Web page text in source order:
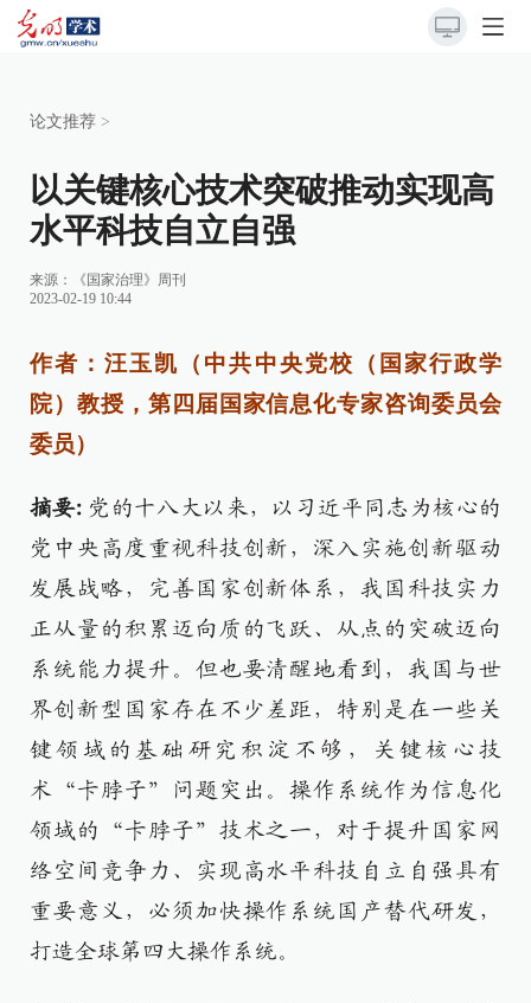
论文推荐 >
以关键核心技术突破推动实现高
水平科技自立自强
来源：
《国家治理》周刊
2023-02-19 10:44
作者：汪玉凯（中共中央党校（国家行政学
院）教授，第四届国家信息化专家咨询委员会
委员）
摘要: 党的十八大以来，以习近平同志为核心的
党中央高度重视科技创新，深入实施创新驱动
发展战略，完善国家创新体系，我国科技实力
正从量的积累迈向质的飞跃、从点的突破迈向
系统能力提升。但也要清醒地看到，我国与世
界创新型国家存在不少差距，特别是在一些关
键领域的基础研究积淀不够，关键核心技
术“卡脖子”问题突出。操作系统作为信息化
领域的“卡脖子”技术之一，对于提升国家网
络空间竞争力、实现高水平科技自立自强具有
重要意义，必须加快操作系统国产替代研发，
打造全球第四大操作系统。